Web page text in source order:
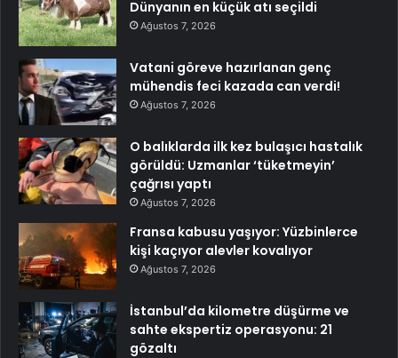
Dünyanın en küçük atı seçildi
Ağustos 7, 2026
Vatani göreve hazırlanan genç
mühendis feci kazada can verdi!
Ağustos 7, 2026
O balıklarda ilk kez bulaşıcı hastalık
görüldü: Uzmanlar ‘tüketmeyin’
çağrısı yaptı
Ağustos 7, 2026
Fransa kabusu yaşıyor: Yüzbinlerce
kişi kaçıyor alevler kovalıyor
Ağustos 7, 2026
İstanbul’da kilometre düşürme ve
sahte ekspertiz operasyonu: 21
gözaltı